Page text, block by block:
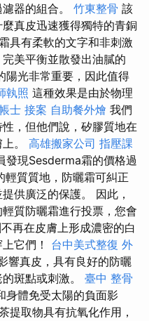
器的組合。 竹東整骨 該
真皮迅速獲得獨特的青銅
具有柔軟的文字和非刺激
美平衡並散發出油膩的
陽光非常重要，因此值得
執照 這種效果是由於物理
士 接案 自助餐外燴 我們
，但他們說，矽膠質地在
。 高雄搬家公司 指壓課
發現Sesderma霜的價格過
輕質質地，防曬霜可糾正
供廣泛的保護。 因此，
質防曬霜進行投票，您會
再在皮膚上形成濃密的白
它們！ 台中美式整復 外
響真皮，具有良好的防曬
斑點或刺激。 臺中 整骨
身體免受太陽的負面影
提取物具有抗氧化作用，